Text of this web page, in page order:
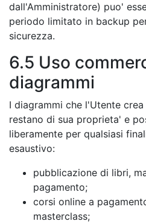
dall'Amministratore) puo'
periodo limitato in backup
sicurezza.
6.5 Uso
diagrammi
I diagrammi che l'Utente
restano di sua proprieta' e
liberamente per qualsiasi
esaustivo:
pubblicazione di libri,
pagamento;
corsi online a
masterclass;